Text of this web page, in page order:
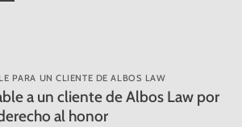
PARA UN CLIENTE DE ALBOS LAW
a un cliente de Albos Law por
al honor